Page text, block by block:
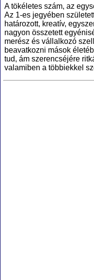
A tökéletes szám, az
Az 1-es jegyében
határozott, kreatív,
nagyon összetett
merész és vállalkozó
beavatkozni mások
tud, ám szerencséjére
valamiben a többiekkel